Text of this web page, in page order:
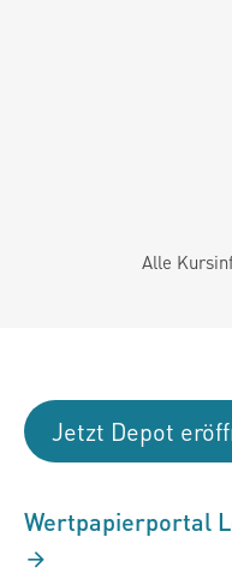
Alle
Jetzt Depot
Wertpapierportal